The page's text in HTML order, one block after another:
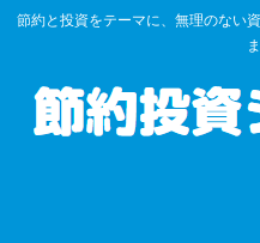
節約と投資をテーマに、無理のない